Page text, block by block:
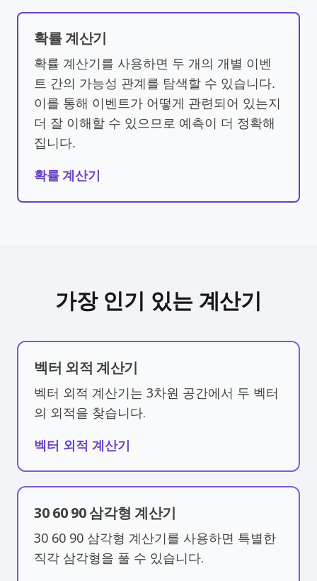
확률 계산기
확률 계산기를 사용하면 두 개의 개별 이벤
트 간의 가능성 관계를 탐색할 수 있습니다.
이를 통해 이벤트가 어떻게 관련되어 있는지
더 잘 이해할 수 있으므로 예측이 더 정확해
집니다.
확률 계산기
가장 인기 있는 계산기
벡터 외적 계산기
벡터 외적 계산기는 3차원 공간에서 두 벡터
의 외적을 찾습니다.
벡터 외적 계산기
30 60 90 삼각형 계산기
30 60 90 삼각형 계산기를 사용하면 특별한
직각 삼각형을 풀 수 있습니다.